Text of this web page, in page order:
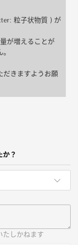
粒子状物質 ) が
が増えることが
だきますようお願
か？
たしかねます